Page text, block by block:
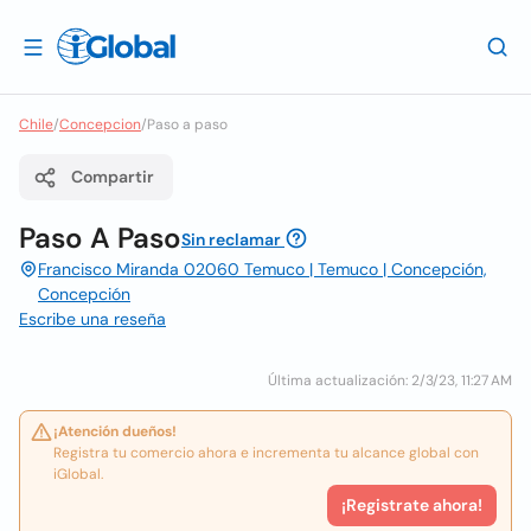
Chile/Concepcion/Paso a paso
Compartir
Paso A PasoSin reclamar
Francisco Miranda 02060 Temuco | Temuco | Concepción,
Concepción
Escribe una reseña
Última actualización: 2/3/23, 11:27 AM
¡Atención dueños!
Registra tu comercio ahora e incrementa tu alcance global con
iGlobal.
¡Registrate ahora!